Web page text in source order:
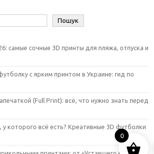
Пошук
самые сочные 3D принты для пляжа, отпуска и
с ярким принтом в Украине: гид по
(Full Print): всё, что нужно знать перед
которого всё есть? Креативные 3D футболки
0